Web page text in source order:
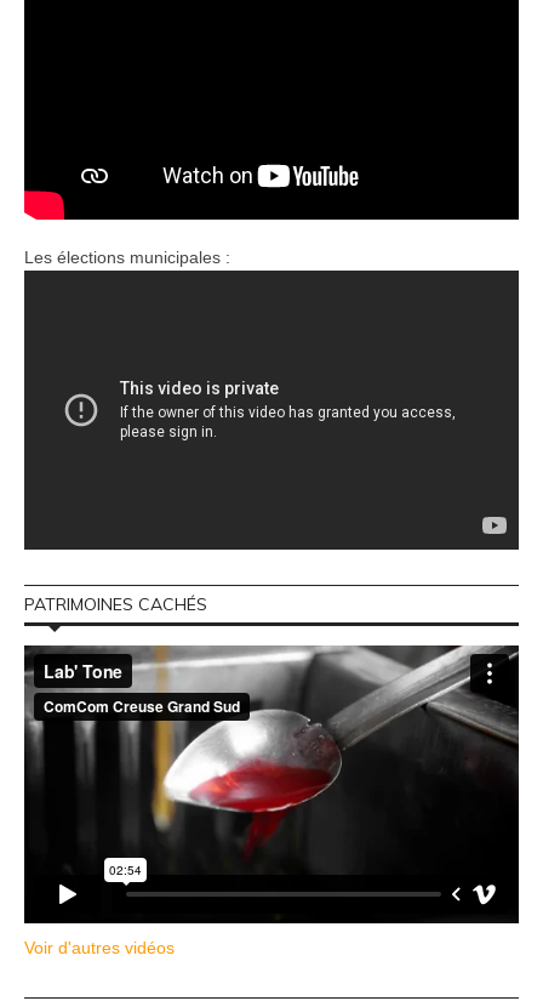
Les élections municipales :
PATRIMOINES CACHÉS
Voir d'autres vidéos